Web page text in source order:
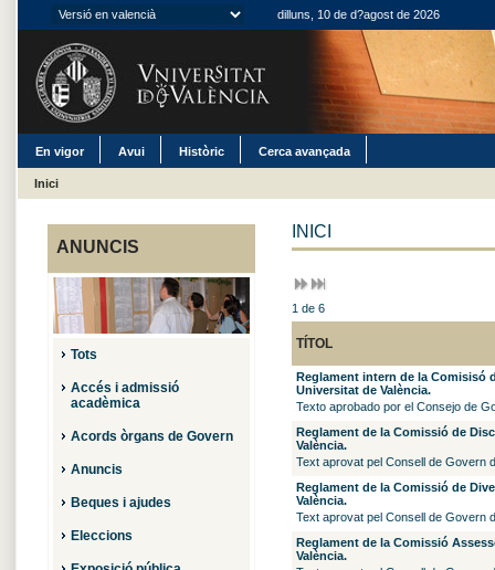
dilluns, 10 de d?agost de 2026
En vigor Avui Històric Cerca avançada
Inici
ANUNCIS
Tots
Accés i admissió
acadèmica
Acords òrgans de Govern
Anuncis
Beques i ajudes
Eleccions
INICI
1 de 6
TÍTOL
Reglament intern de la Comisisó
Universitat de València.
Texto aprobado por el Consejo de
Reglament de la Comissió de
València.
Text aprovat pel Consell de Govern
Reglament de la Comissió de
València.
Text aprovat pel Consell de Govern
Reglament de la Comissió
València.